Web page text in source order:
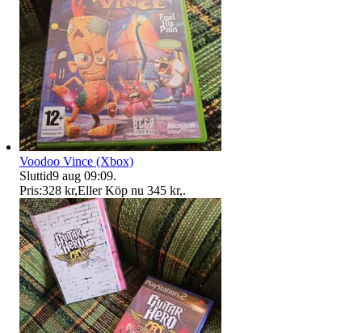
Voodoo Vince (Xbox)
Sluttid9 aug 09:09.
Pris:328 kr,Eller Köp nu 345 kr,.